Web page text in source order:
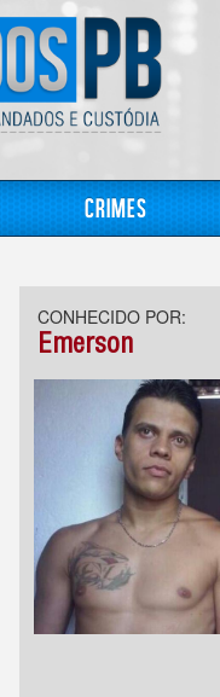
Crimes
CONHECIDO POR:
Emerson